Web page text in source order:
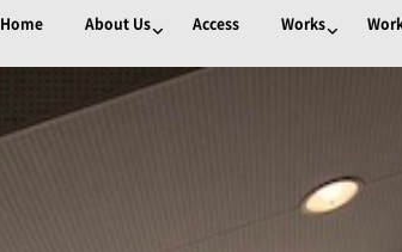
Home About Us Access Works